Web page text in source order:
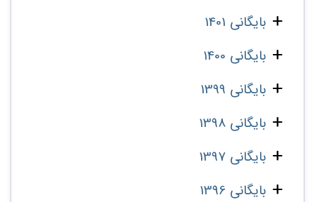
بایگانی 1401
بایگانی 1400
بایگانی 1399
بایگانی 1398
بایگانی 1397
بایگانی 1396